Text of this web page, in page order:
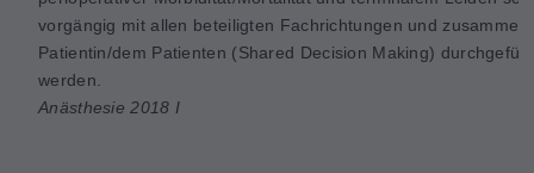
vorgängig mit allen beteiligten Fachrichtungen und zusammen
Patientin/dem Patienten (Shared Decision Making)
werden.
Anästhesie 2018 I